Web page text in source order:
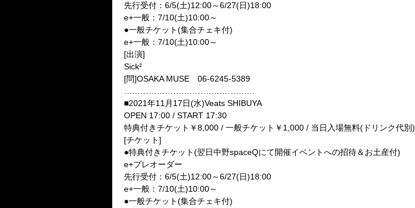
先行受付：6/5(土)12:00～6/27(日)18:00
e+一般：7/10(土)10:00～
●一般チケット(集合チェキ付)
e+一般：7/10(土)10:00～
[出演]
Sick²
[問]OSAKA MUSE 06-6245-5389
■2021年11月17日(水)Veats SHIBUYA
OPEN 17:00 / START 17:30
特典付きチケット￥8,000 / 一般チケット￥1,000 / 当日入場無料(ドリンク代別)
[チケット]
●特典付きチケット(翌日中野spaceQにて開催イベントへの招待＆お土産付)
e+プレオーダー
先行受付：6/5(土)12:00～6/27(日)18:00
e+一般：7/10(土)10:00～
●一般チケット(集合チェキ付)